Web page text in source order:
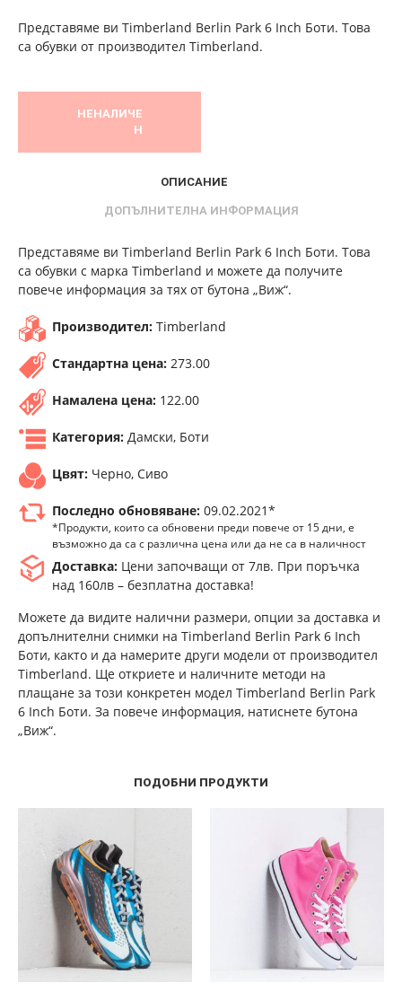
Представяме ви Timberland Berlin Park 6 Inch Боти. Това
са обувки от производител Timberland.
НЕНАЛИЧЕ
Н
ОПИСАНИЕ
ДОПЪЛНИТЕЛНА ИНФОРМАЦИЯ
Представяме ви Timberland Berlin Park 6 Inch Боти. Това
са обувки с марка Timberland и можете да получите
повече информация за тях от бутона „Виж“.
Производител: Timberland
Стандартна цена: 273.00
Намалена цена: 122.00
Категория: Дамски, Боти
Цвят: Черно, Сиво
Последно обновяване: 09.02.2021*
*Продукти, които са обновени преди повече от 15 дни, е
възможно да са с различна цена или да не са в наличност
Доставка: Цени започващи от 7лв. При поръчка
над 160лв – безплатна доставка!
Можете да видите налични размери, опции за доставка и
допълнителни снимки на Timberland Berlin Park 6 Inch
Боти, както и да намерите други модели от производител
Timberland. Ще откриете и наличните методи на
плащане за този конкретен модел Timberland Berlin Park
6 Inch Боти. За повече информация, натиснете бутона
„Виж“.
ПОДОБНИ ПРОДУКТИ